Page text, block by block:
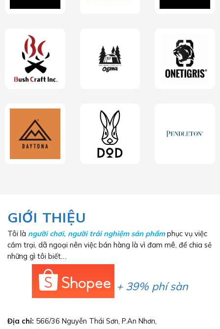
GIỚI THIỆU
Tôi là người chơi, người trải nghiệm sản phẩmphục vụ việc
cắm trại, dã ngoại nên việc bán hàng là vì đam mê, để chia sẻ
những gì tôi biết…
+ 39% phí sàn
Địa chỉ: 566/36 Nguyễn Thái Sơn, P.An Nhơn,